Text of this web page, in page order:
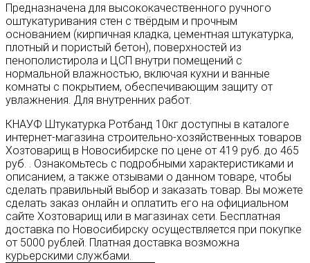
Предназначена для высококачественного ручного
оштукатуривания стен с твёрдым и прочным
основанием (кирпичная кладка, цементная штукатурка,
плотный и пористый бетон), поверхностей из
пенополистирола и ЦСП внутри помещений с
нормальной влажностью, включая кухни и ванные
комнаты с покрытием, обеспечивающим защиту от
увлажнения. Для внутренних работ.
КНАУФ Штукатурка Ротбанд 10кг доступны в каталоге
интернет-магазина строительно-хозяйственных товаров
Хозтоварищ в Новосибирске по цене от 419 руб. до 465
руб. . Ознакомьтесь с подробными характеристиками и
описанием, а также отзывами о данном товаре, чтобы
сделать правильный выбор и заказать товар. Вы можете
сделать заказ онлайн и оплатить его на официальном
сайте Хозтоварищ или в магазинах сети. Бесплатная
доставка по Новосибирску осуществляется при покупке
от 5000 рублей. Платная доставка возможна
курьерскими службами.